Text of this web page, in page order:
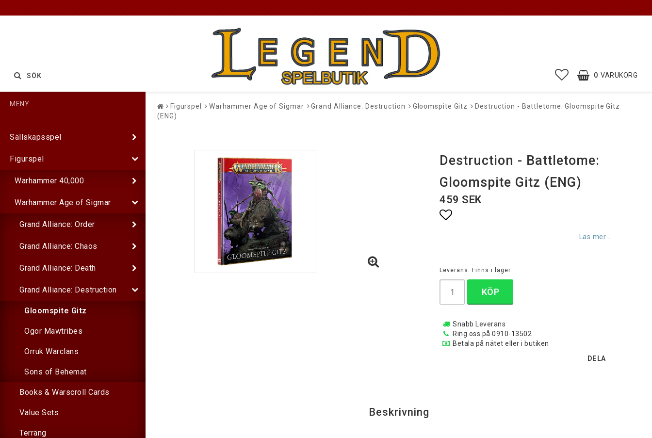
0 VARUKORG
SÖK
MENY
Sällskapsspel
Figurspel
Warhammer 40,000
Warhammer Age of Sigmar
Grand Alliance: Order
Grand Alliance: Chaos
Grand Alliance: Death
Grand Alliance: Destruction
Gloomspite Gitz
Ogor Mawtribes
Orruk Warclans
Sons of Behemat
Books & Warscroll Cards
Value Sets
Terräng
Figurspel Warhammer Age of Sigmar Grand Alliance: Destruction Gloomspite Gitz
Destruction - Battletome: Gloomspite Gitz
(ENG)
Destruction - Battletome:
Gloomspite Gitz (ENG)
459 SEK
Läs mer...
Leverans: Finns i lager
KÖP
Snabb Leverans
Ring oss på 0910-13502
Betala på nätet eller i butiken
DELA
Beskrivning